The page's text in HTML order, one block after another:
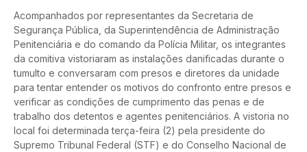
Acompanhados por representantes da Secretaria de
Segurança Pública, da Superintendência de Administração
Penitenciária e do comando da Polícia Militar, os integrantes
da comitiva vistoriaram as instalações danificadas durante o
tumulto e conversaram com presos e diretores da unidade
para tentar entender os motivos do confronto entre presos e
verificar as condições de cumprimento das penas e de
trabalho dos detentos e agentes penitenciários. A vistoria no
local foi determinada terça-feira (2) pela presidente do
Supremo Tribunal Federal (STF) e do Conselho Nacional de